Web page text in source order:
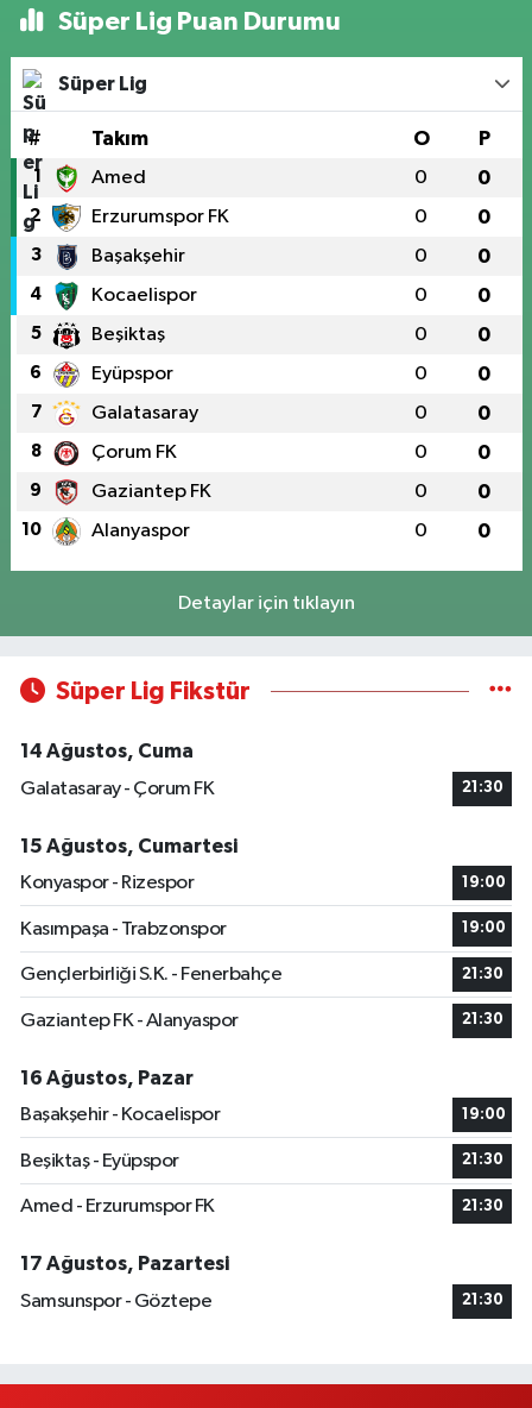
Süper Lig Puan Durumu
Süper Lig
# Takım O P
1 Amed 0 0
2 Erzurumspor FK 0 0
3 Başakşehir 0 0
4 Kocaelispor 0 0
5 Beşiktaş 0 0
6 Eyüpspor 0 0
7 Galatasaray 0 0
8 Çorum FK 0 0
9 Gaziantep FK 0 0
10 Alanyaspor 0 0
Detaylar için tıklayın
Süper Lig Fikstür
14 Ağustos, Cuma
Galatasaray - Çorum FK
21:30
15 Ağustos, Cumartesi
Konyaspor - Rizespor
19:00
Kasımpaşa - Trabzonspor 19:00
Gençlerbirliği S.K. - Fenerbahçe 21:30
Gaziantep FK - Alanyaspor 21:30
16 Ağustos, Pazar
Başakşehir - Kocaelispor
19:00
Beşiktaş - Eyüpspor 21:30
Amed - Erzurumspor FK 21:30
17 Ağustos, Pazartesi
Samsunspor - Göztepe
21:30